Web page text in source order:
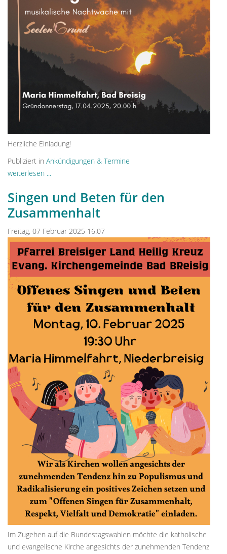
Herzliche Einladung!
Publiziert in Ankündigungen & Termine
weiterlesen ...
Singen und Beten für den
Zusammenhalt
Freitag, 07 Februar 2025 16:07
Im Zugehen auf die Bundestagswahlen möchte die katholische
und evangelische Kirche angesichts der zunehmenden Tendenz